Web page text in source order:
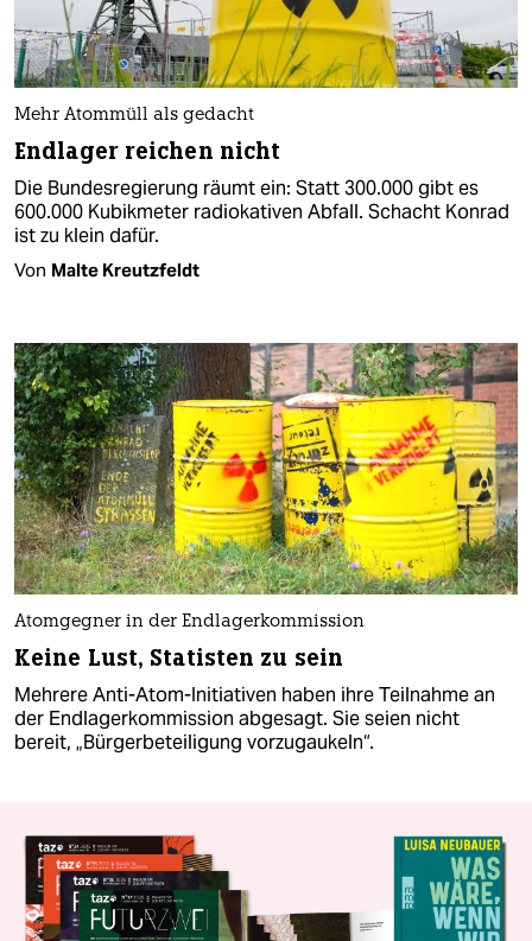
Mehr Atommüll als gedacht
Endlager reichen nicht
Die Bundesregierung räumt ein: Statt 300.000 gibt es
600.000 Kubikmeter radiokativen Abfall. Schacht Konrad
ist zu klein dafür.
Von Malte Kreutzfeldt
Atomgegner in der Endlagerkommission
Keine Lust, Statisten zu sein
Mehrere Anti-Atom-Initiativen haben ihre Teilnahme an
der Endlagerkommission abgesagt. Sie seien nicht
bereit, „Bürgerbeteiligung vorzugaukeln“.